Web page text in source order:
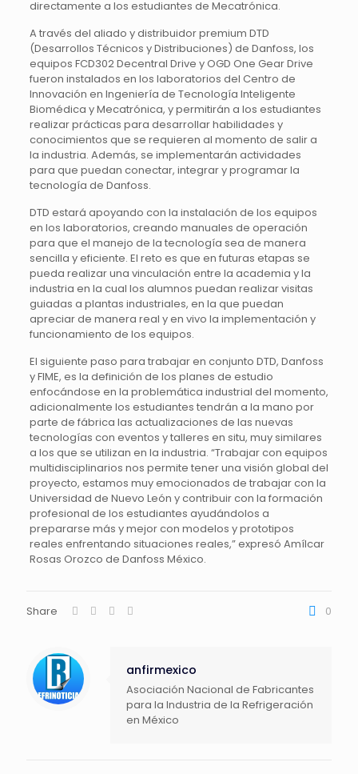
directamente a los estudiantes de Mecatrónica.
A través del aliado y distribuidor premium DTD
(Desarrollos Técnicos y Distribuciones) de Danfoss, los
equipos FCD302 Decentral Drive y OGD One Gear Drive
fueron instalados en los laboratorios del Centro de
Innovación en Ingeniería de Tecnología Inteligente
Biomédica y Mecatrónica, y permitirán a los estudiantes
realizar prácticas para desarrollar habilidades y
conocimientos que se requieren al momento de salir a
la industria. Además, se implementarán actividades
para que puedan conectar, integrar y programar la
tecnología de Danfoss.
DTD estará apoyando con la instalación de los equipos
en los laboratorios, creando manuales de operación
para que el manejo de la tecnología sea de manera
sencilla y eficiente. El reto es que en futuras etapas se
pueda realizar una vinculación entre la academia y la
industria en la cual los alumnos puedan realizar visitas
guiadas a plantas industriales, en la que puedan
apreciar de manera real y en vivo la implementación y
funcionamiento de los equipos.
El siguiente paso para trabajar en conjunto DTD, Danfoss
y FIME, es la definición de los planes de estudio
enfocándose en la problemática industrial del momento,
adicionalmente los estudiantes tendrán a la mano por
parte de fábrica las actualizaciones de las nuevas
tecnologías con eventos y talleres en situ, muy similares
a los que se utilizan en la industria. “Trabajar con equipos
multidisciplinarios nos permite tener una visión global del
proyecto, estamos muy emocionados de trabajar con la
Universidad de Nuevo León y contribuir con la formación
profesional de los estudiantes ayudándolos a
prepararse más y mejor con modelos y prototipos
reales enfrentando situaciones reales,” expresó Amílcar
Rosas Orozco de Danfoss México.
Share 0
anfirmexico
Asociación Nacional de Fabricantes
para la Industria de la Refrigeración
en México